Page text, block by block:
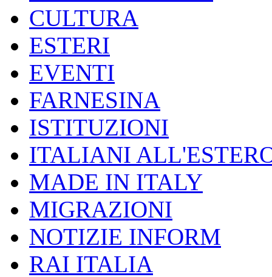
CULTURA
ESTERI
EVENTI
FARNESINA
ISTITUZIONI
ITALIANI
MADE IN ITALY
MIGRAZIONI
NOTIZIE INFORM
RAI ITALIA